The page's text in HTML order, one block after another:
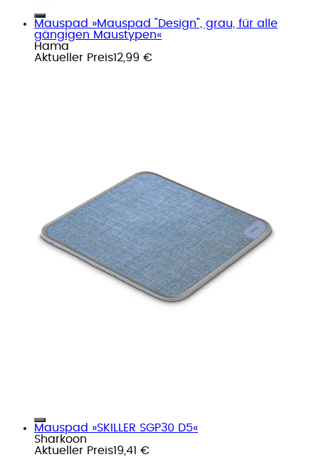
Mauspad »Mauspad "Design", grau, für alle
gängigen Maustypen«
Hama
Aktueller Preis12,99 €
Mauspad »SKILLER SGP30 D5«
Sharkoon
Aktueller Preis19,41 €